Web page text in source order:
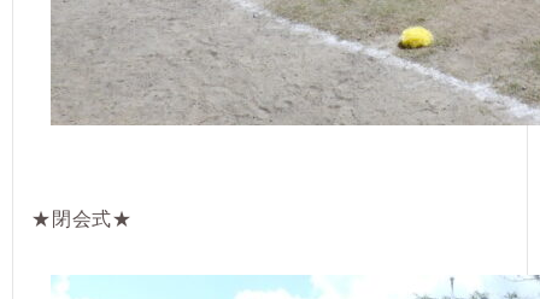
★閉会式★